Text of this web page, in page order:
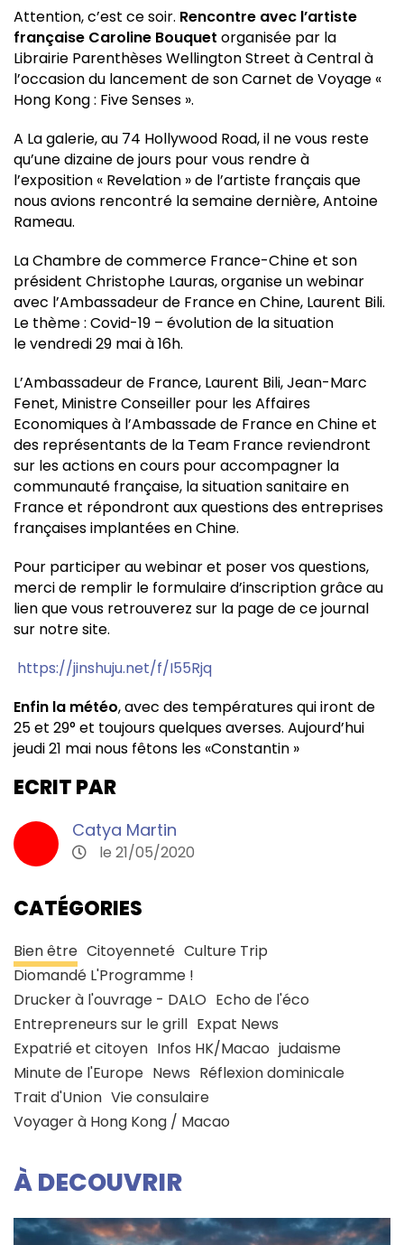
Attention, c’est ce soir. Rencontre avec l’artiste
française Caroline Bouquet organisée par la
Librairie Parenthèses Wellington Street à Central à
l’occasion du lancement de son Carnet de Voyage «
Hong Kong : Five Senses ».
A La galerie, au 74 Hollywood Road, il ne vous reste
qu’une dizaine de jours pour vous rendre à
l’exposition « Revelation » de l’artiste français que
nous avions rencontré la semaine dernière, Antoine
Rameau.
La Chambre de commerce France-Chine et son
président Christophe Lauras, organise un webinar
avec l’Ambassadeur de France en Chine, Laurent Bili.
Le thème : Covid-19 – évolution de la situation
le vendredi 29 mai à 16h.
L’Ambassadeur de France, Laurent Bili, Jean-Marc
Fenet, Ministre Conseiller pour les Affaires
Economiques à l’Ambassade de France en Chine et
des représentants de la Team France reviendront
sur les actions en cours pour accompagner la
communauté française, la situation sanitaire en
France et répondront aux questions des entreprises
françaises implantées en Chine.
Pour participer au webinar et poser vos questions,
merci de remplir le formulaire d’inscriptiongrâce au
lien que vous retrouverez sur la page de ce journal
sur notre site.
https://jinshuju.net/f/I55Rjq
Enfin la météo, avec des températures qui iront de
25 et 29° et toujours quelques averses. Aujourd’hui
jeudi 21 mai nous fêtons les «Constantin »
ECRIT PAR
Catya Martin
le 21/05/2020
CATÉGORIES
Bien être Citoyenneté Culture Trip
Diomandé L'Programme !
Drucker à l'ouvrage - DALO Echo de l'éco
Entrepreneurs sur le grill Expat News
Expatrié et citoyen Infos HK/Macao judaisme
Minute de l'Europe News Réflexion dominicale
Trait d'Union Vie consulaire
Voyager à Hong Kong / Macao
À DECOUVRIR